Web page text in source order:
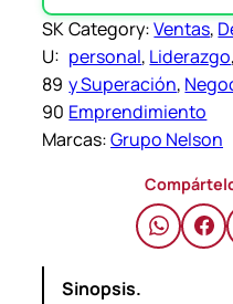
o
l
o
g
í
a
e
SK
U:
89
90
Category:Ventas,
personal, Liderazgo,
y Superación,
Emprendimiento
Marcas:Grupo Nelson
Sinopsis.